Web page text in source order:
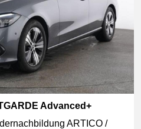
Advanced+
ARTICO /